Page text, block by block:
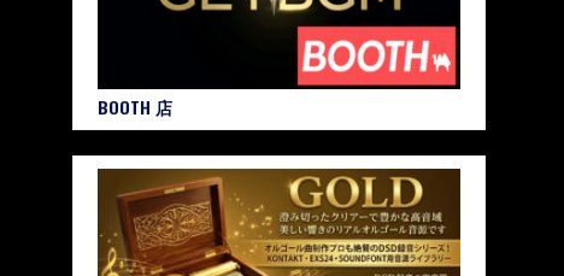
BOOTH 店